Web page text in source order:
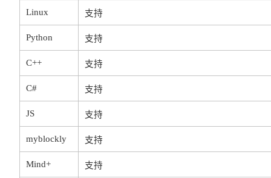
Linux 支持
Python 支持
C++ 支持
C# 支持
JS 支持
myblockly 支持
Mind+ 支持